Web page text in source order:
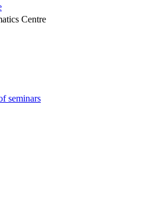
Centre
seminars